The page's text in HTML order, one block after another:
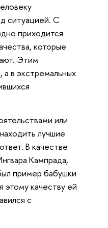
ситуацией. С
приходится
которые
Этим
а в экстремальных
или
лучшие
В качестве
Кампрада,
пример бабушки
качеству ей
с